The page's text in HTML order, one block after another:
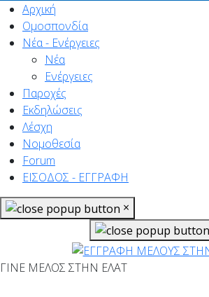
Αρχική
Ομοσπονδία
Νέα - Ενέργειες
Νέα
Ενέργειες
Παροχές
Εκδηλώσεις
Λέσχη
Νομοθεσία
Forum
ΕΙΣΟΔΟΣ - ΕΓΓΡΑΦΗ
×
ΓΙΝΕ ΜΕΛΟΣ ΣΤΗΝ ΕΛΑΤ